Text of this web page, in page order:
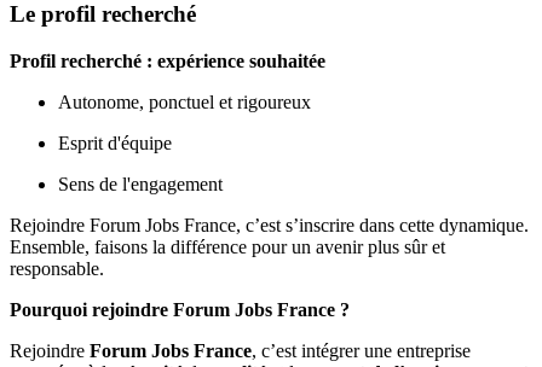
Le profil recherché
Profil recherché : expérience souhaitée
Autonome, ponctuel et rigoureux
Esprit d'équipe
Sens de l'engagement
Rejoindre Forum Jobs France, c’est s’inscrire dans cette dynamique.
Ensemble, faisons la différence pour un avenir plus sûr et
responsable.
Pourquoi rejoindre Forum Jobs France ?
Rejoindre Forum Jobs France, c’est intégrer une entreprise